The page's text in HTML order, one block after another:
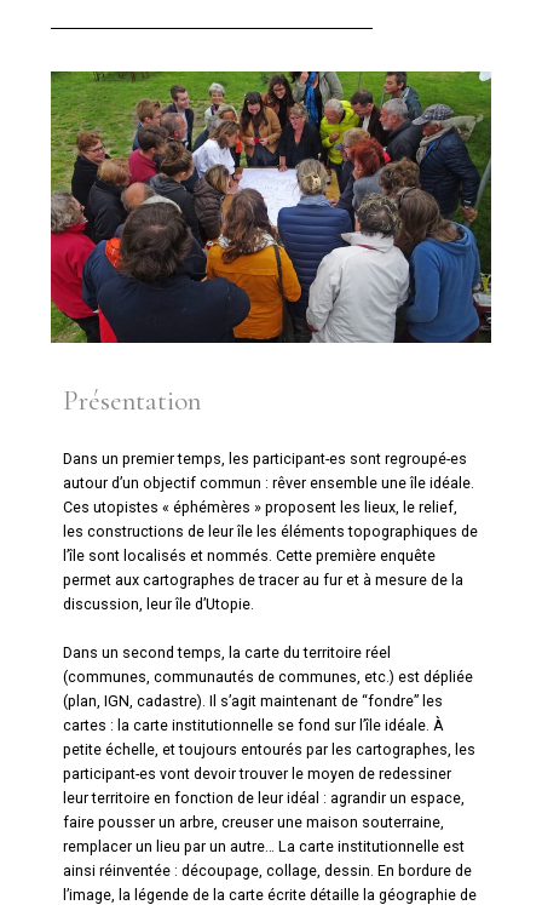
Présentation
Dans un premier temps, les participant-es sont regroupé-es
autour d’un objectif commun : rêver ensemble une île idéale.
Ces utopistes « éphémères » proposent les lieux, le relief,
les constructions de leur île les éléments topographiques de
l’île sont localisés et nommés. Cette première enquête
permet aux cartographes de tracer au fur et à mesure de la
discussion, leur île d’Utopie.
Dans un second temps, la carte du territoire réel
(communes, communautés de communes, etc.) est dépliée
(plan, IGN, cadastre). Il s’agit maintenant de “fondre” les
cartes : la carte institutionnelle se fond sur l’île idéale. À
petite échelle, et toujours entourés par les cartographes, les
participant-es vont devoir trouver le moyen de redessiner
leur territoire en fonction de leur idéal : agrandir un espace,
faire pousser un arbre, creuser une maison souterraine,
remplacer un lieu par un autre… La carte institutionnelle est
ainsi réinventée : découpage, collage, dessin. En bordure de
l’image, la légende de la carte écrite détaille la géographie de